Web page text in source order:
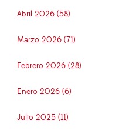
Abril 2026 (58)
Marzo 2026 (71)
Febrero 2026 (28)
Enero 2026 (6)
Julio 2025 (11)